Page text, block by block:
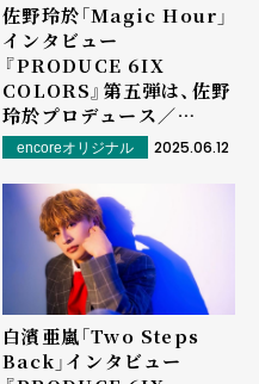
佐野玲於「Magic Hour」
インタビュー
――『PRODUCE 6IX
COLORS』第五弾は、佐野
玲於プロデュース／
ineedmorebux,
Nvmbrr サウンドプロデ
ュース
encoreオリジナル 2025.06.12
白濱亜嵐「Two Steps
Back」インタビュー